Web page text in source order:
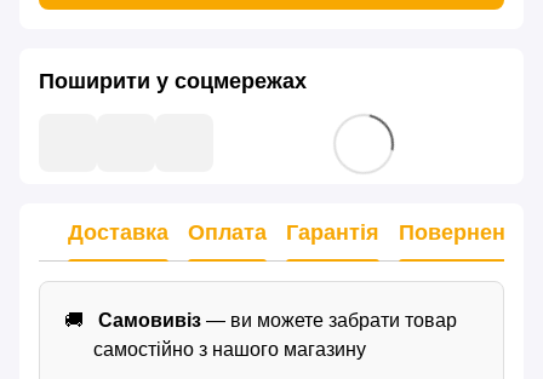
Поширити у соцмережах
Доставка Оплата Гарантія Повернення
Самовивіз — ви можете забрати товар
самостійно з нашого магазину